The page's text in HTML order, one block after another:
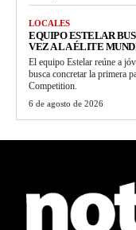
LOCALES
EQUIPO ESTELAR
VEZ A LA ÉLITE
El equipo Estelar reúne a
busca concretar la primera
Competition.
6 de agosto de 2026